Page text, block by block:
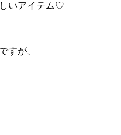
いアイテム♡
すが、